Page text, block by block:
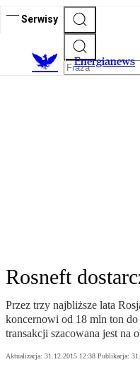
Serwisy
Energianews
Rosneft
Przez trzy najbliższe lata
koncernowi od 18 mln ton
transakcji szacowana jest na
Aktualizacja: 31.12.2015 12:38 Publikacja: